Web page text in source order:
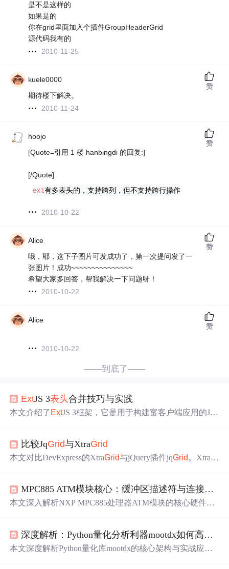
是不是这样的
如果是的
你在grid里面加入个插件GroupHeaderGrid
源代码我有的
2010-11-25
kuele0000
期待楼下解决。
2010-11-24
赞
hoojo
[Quote=引用 1 楼 hanbingdi 的回复:]
[/Quote]
ext有多表头的，支持跨列，但不支持跨行操作
2010-10-22
赞
Alice
哦，耶，这下子图片可发成功了，第一次提问发了一
张图片！成功~~~~~~~~~~~~~~~
希望大家多回答，帮我解决一下问题呀！
2010-10-22
赞
Alice
2010-10-22
赞
——到底了——
ExtJS 3表头合并技巧与实践
本文介绍了 ExtJS 3框架，它是用于构建富客户端应用的Jav
运用，还涉及Header Config自定义设置、渲染器函数使
用。同时强调了合并表头的高级实现、优化及性能优化，
比较JqGrid与XtraGrid
本文对比DevExpress的XtraGrid与jQuery插件jqGrid 。XtraG
于不同场景。
MPC885 ATM模块核心：缓冲区描述符与连接表的设计与实战
本文深入解析NXP MPC885处理器ATM模块的核心硬件数
T的通道状态管理、AAL类型配置、APC调度集成及内部/
扩展通道差异。重点覆盖BD与CT在内存中的分层指针架
深度解析：Python量化分析利器mootdx如何高效读取通达信本地数据
本文深度解析Python量化库mootdx的核心架构与实战应